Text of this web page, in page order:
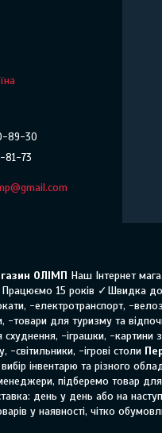
89-30
81-73
ОЛІМП Наш Інтернет
15 років ✓Швидка
-електротранспорт, -
-товари для туризму та
-іграшки, -картини
-світильники, -ігрові столи
інвентарю та різного
підберемо товар
день у день або на
у наявності, чітко